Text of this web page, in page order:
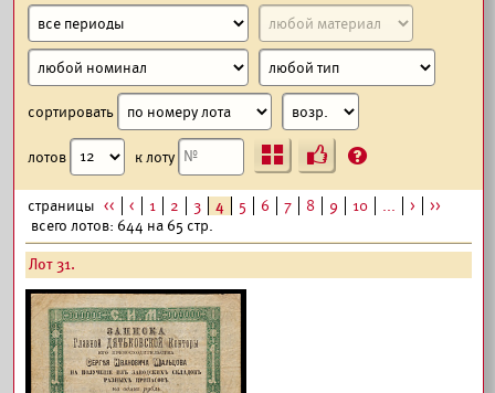
сортировать
лотов к лоту Ъ ?
страницы << < 1 2 3 4 5 6 7 8 9 10 ... >
>>
всего лотов: 644 на 65 стр.
Лот 31.